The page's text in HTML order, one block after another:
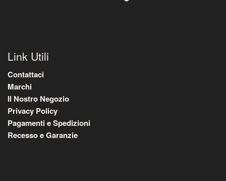
Link Utili
Contattaci
Marchi
Il Nostro Negozio
Privacy Policy
Pagamenti e Spedizioni
Recesso e Garanzie